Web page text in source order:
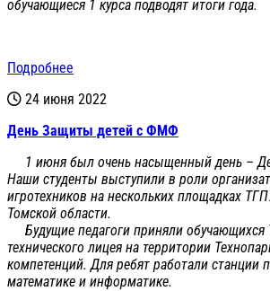
обучающиеся 1 курса подводят итоги года.
Подробнее
24 июня 2022
День Защиты детей с ФМФ
1 июня был очень насыщенный день –
Наши студенты выступили в роли
игротехников на нескольких площадках
Томской области.
Будущие педагоги приняли обучающихся
технического лицея на территории
компетенций. Для ребят работали станции
математике и информатике.